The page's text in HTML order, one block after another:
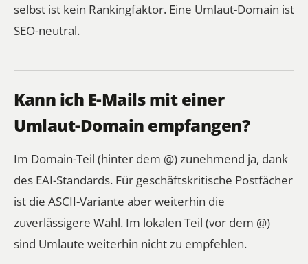
selbst ist kein Rankingfaktor. Eine Umlaut-Domain ist
SEO-neutral.
Kann ich E-Mails mit einer
Umlaut-Domain empfangen?
Im Domain-Teil (hinter dem @) zunehmend ja, dank
des EAI-Standards. Für geschäftskritische Postfächer
ist die ASCII-Variante aber weiterhin die
zuverlässigere Wahl. Im lokalen Teil (vor dem @)
sind Umlaute weiterhin nicht zu empfehlen.